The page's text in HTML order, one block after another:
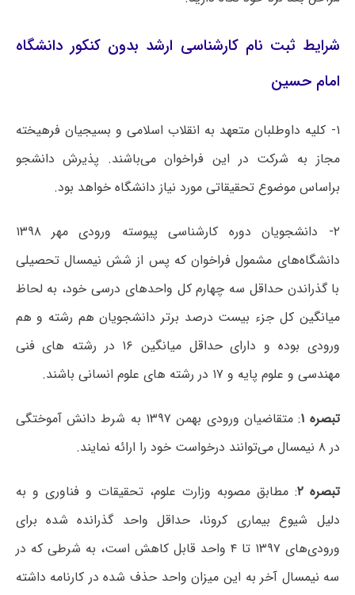
شرایط ثبت نام کارشناسی ارشد بدون کنکور دانشگاه
امام حسین
۱- کلیه داوطلبان متعهد به انقلاب اسلامی و بسیجیان فرهیخته
مجاز به شرکت در این فراخوان می‌باشند. پذیرش دانشجو
براساس موضوع تحقیقاتی مورد نیاز دانشگاه خواهد بود.
۲- دانشجویان دوره کارشناسی پیوسته ورودی مهر ۱۳۹۸
دانشگاه‌های مشمول فراخوان که پس از شش نیمسال تحصیلی
با گذراندن حداقل سه چهارم کل واحدهای درسی خود، به لحاظ
میانگین کل جزء بیست درصد برتر دانشجویان هم رشته و هم
ورودی بوده و دارای حداقل میانگین ۱۶ در رشته های فنی
مهندسی و علوم پایه و ۱۷ در رشته های علوم انسانی باشند.
تبصره ۱
: متقاضیان ورودی بهمن ۱۳۹۷ به شرط دانش آموختگی
در ۸ نیمسال می‌توانند درخواست خود را ارائه نمایند.
تبصره ۲ : مطابق مصوبه وزارت علوم، تحقیقات و فناوری و به
دلیل شیوع بیماری کرونا، حداقل واحد گذرانده شده برای
ورودی‌های ۱۳۹۷ تا ۴ واحد قابل کاهش است، به شرطی که در
سه نیمسال آخر به این میزان واحد حذف شده در کارنامه داشته